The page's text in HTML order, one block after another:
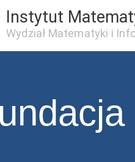
Instytut
Wydział Matematyki i